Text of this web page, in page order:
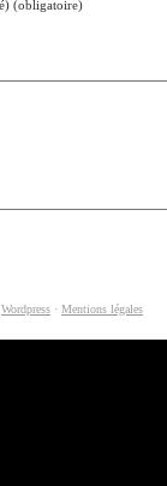
(obligatoire)
Wordpress · Mentions légales